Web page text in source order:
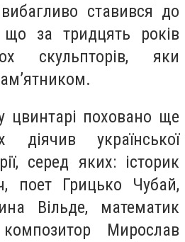
ставився до
що за тридцять років
скульпторів, яки
цвинтарі поховано ще
діячив української
серед яких: історик
поет Грицько Чубай,
Вільде, математик
Мирослав